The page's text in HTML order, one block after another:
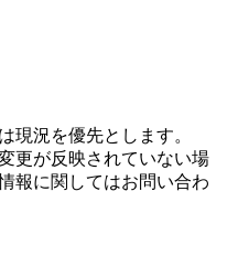
現況を優先とします。
更が反映されていない場
報に関してはお問い合わ